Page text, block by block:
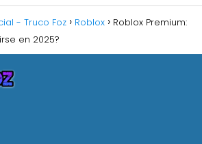
- Truco Foz Roblox
Roblox Premium:
en 2025?